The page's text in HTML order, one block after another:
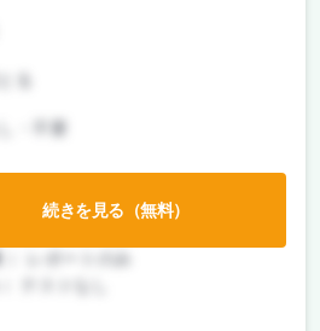
る
・不要
続きを見る（無料）